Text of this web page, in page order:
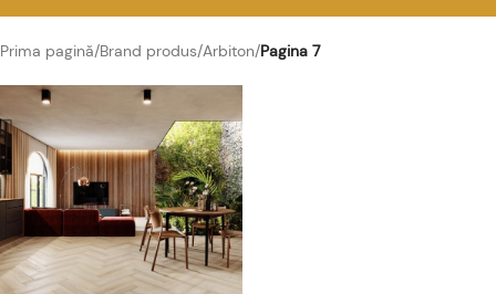
Prima pagină/Brand produs/Arbiton/Pagina 7